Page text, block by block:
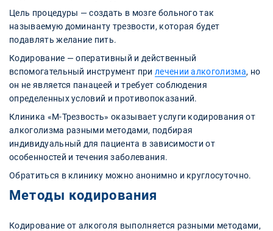
Цель процедуры — создать в мозге больного так
называемую доминанту трезвости, которая будет
подавлять желание пить.
Кодирование — оперативный и действенный
вспомогательный инструмент при лечении алкоголизма, но
он не является панацеей и требует соблюдения
определенных условий и противопоказаний.
Клиника «М-Трезвость» оказывает услуги кодирования от
алкоголизма разными методами, подбирая
индивидуальный для пациента в зависимости от
особенностей и течения заболевания.
Обратиться в клинику можно анонимно и круглосуточно.
Методы кодирования
Кодирование от алкоголя выполняется разными методами,